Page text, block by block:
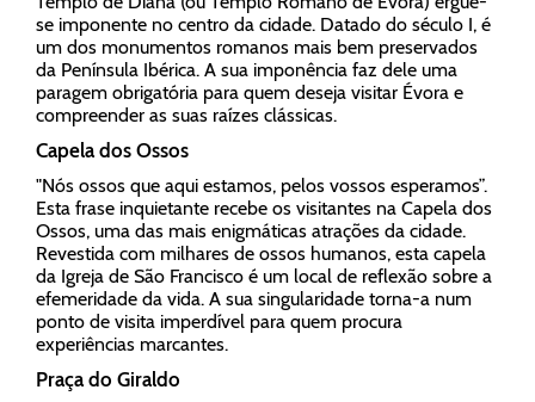
se imponente no centro da cidade. Datado do século I, é
um dos monumentos romanos mais bem preservados
da Península Ibérica. A sua imponência faz dele uma
paragem obrigatória para quem deseja visitar Évora e
compreender as suas raízes clássicas.
Capela dos Ossos
"Nós ossos que aqui estamos, pelos vossos esperamos”.
Esta frase inquietante recebe os visitantes na Capela dos
Ossos, uma das mais enigmáticas atrações da cidade.
Revestida com milhares de ossos humanos, esta capela
da Igreja de São Francisco é um local de reflexão sobre a
efemeridade da vida. A sua singularidade torna-a num
ponto de visita imperdível para quem procura
experiências marcantes.
Praça do Giraldo